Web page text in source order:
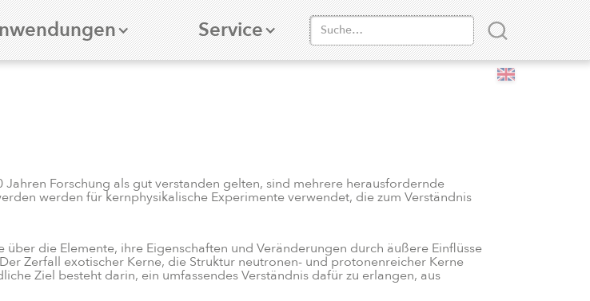
Service
Forschung als gut verstanden gelten, sind mehrere herausfordernde
werden für kernphysikalische Experimente verwendet, die zum Verständnis
die Elemente, ihre Eigenschaften und Veränderungen durch äußere Einflüsse
Zerfall exotischer Kerne, die Struktur neutronen- und protonenreicher Kerne
Ziel besteht darin, ein umfassendes Verständnis dafür zu erlangen, aus